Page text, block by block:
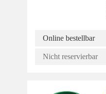
Online bestellbar
Nicht reservierbar